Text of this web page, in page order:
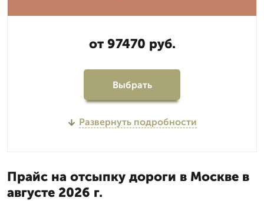
от 97470 руб.
Выбрать
Развернуть подробности
Прайс на отсыпку дороги в Москве в
августе 2026 г.